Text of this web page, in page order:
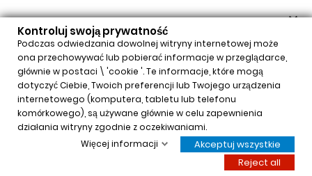
PRODUKTY 
NASZA FIRMA
TWOJE KONTO 
INFORMACJE
Kontroluj swoją prywatność
Kontroluj swoją prywatność
Podczas odwiedzania dowolnej witryny internetowej może
ona przechowywać lub pobierać informacje w przeglądarce,
głównie w postaci \ 'cookie '. Te informacje, które mogą
dotyczyć Ciebie, Twoich preferencji lub Twojego urządzenia
internetowego (komputera, tabletu lub telefonu
komórkowego), są używane głównie w celu zapewnienia
działania witryny zgodnie z oczekiwaniami.
Więcej informacji
Akceptuj wszystkie
Reject all